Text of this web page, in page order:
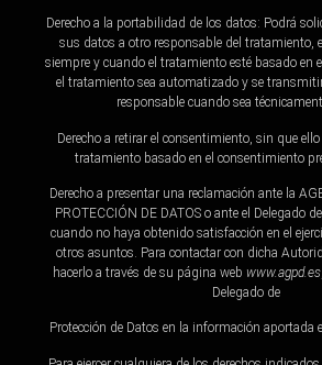
Derecho a la portabilidad de los datos: Podrá
sus datos a otro responsable del tratamiento,
siempre y cuando el tratamiento esté basado en
el tratamiento sea automatizado y se
responsable cuando sea
Derecho a retirar el consentimiento, sin que
tratamiento basado en el consentimiento
Derecho a presentar una reclamación ante la
PROTECCIÓN DE DATOS o ante el Delegado
cuando no haya obtenido satisfacción en el
otros asuntos. Para contactar con dicha
hacerlo a través de su página web www.agpd.es
Delegado de
Protección de Datos en la información aportada